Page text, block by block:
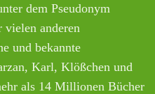
dem Pseudonym
anderen
und bekannte
Karl, Klößchen und
als 14 Millionen Bücher